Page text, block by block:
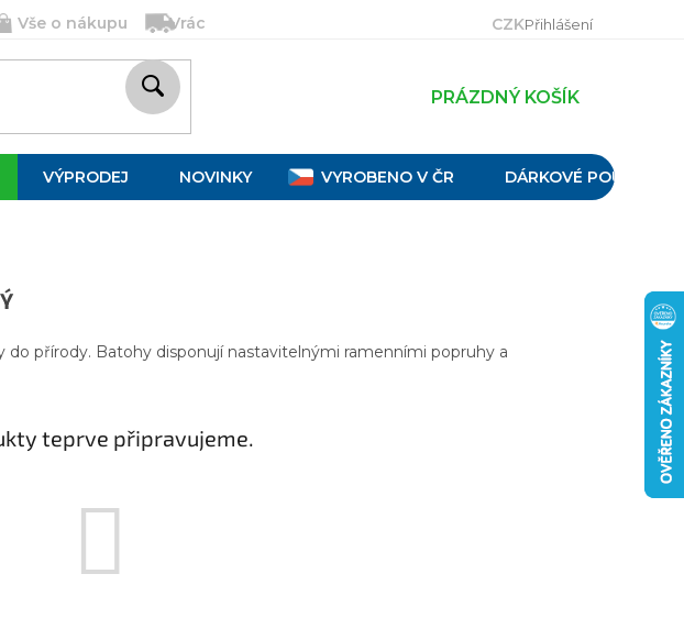
Vše o nákupu Vrácení, výměna a reklamace Velikostní tabulky
CZKPřihlášení
PRÁZDNÝ KOŠÍK
VÝPRODEJ NOVINKY VYROBENO V ČR DÁRKOVÉ POUKAZY
přírody. Batohy disponují nastavitelnými ramenními popruhy a
teprve připravujeme.